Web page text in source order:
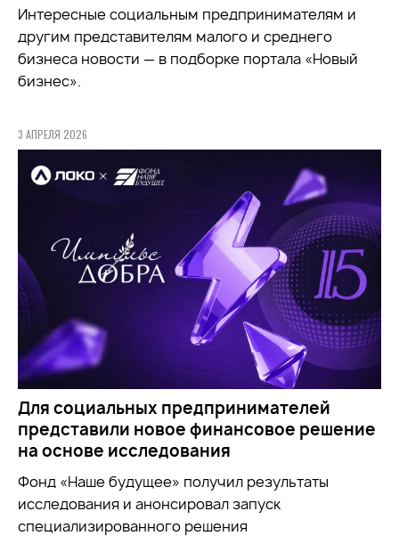
Интересные социальным предпринимателям и
другим представителям малого и среднего
бизнеса новости — в подборке портала «Новый
бизнес».
3 АПРЕЛЯ 2026
Для социальных предпринимателей
представили новое финансовое решение
на основе исследования
Фонд «Наше будущее» получил результаты
исследования и анонсировал запуск
специализированного решения